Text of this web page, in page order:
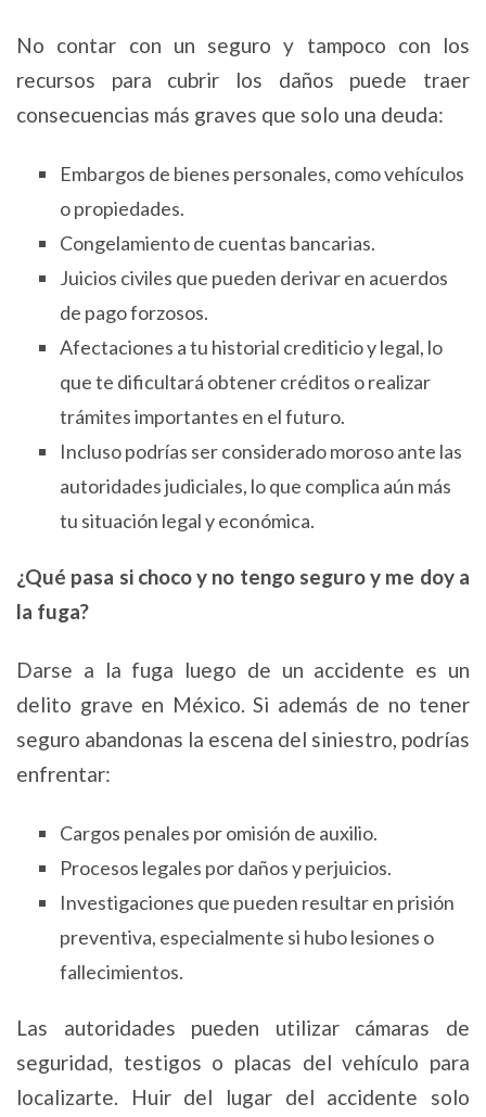
No contar con un seguro y tampoco con los
recursos para cubrir los daños puede traer
consecuencias más graves que solo una deuda:
Embargos de bienes personales, como vehículos
o propiedades.
Congelamiento de cuentas bancarias.
Juicios civiles que pueden derivar en acuerdos
de pago forzosos.
Afectaciones a tu historial crediticio y legal, lo
que te dificultará obtener créditos o realizar
trámites importantes en el futuro.
Incluso podrías ser considerado moroso ante las
autoridades judiciales, lo que complica aún más
tu situación legal y económica.
¿Qué pasa si choco y no tengo seguro y me doy a
la fuga?
Darse a la fuga luego de un accidente es un
delito grave en México. Si además de no tener
seguro abandonas la escena del siniestro, podrías
enfrentar:
Cargos penales por omisión de auxilio.
Procesos legales por daños y perjuicios.
Investigaciones que pueden resultar en prisión
preventiva, especialmente si hubo lesiones o
fallecimientos.
Las autoridades pueden utilizar cámaras de
seguridad, testigos o placas del vehículo para
localizarte. Huir del lugar del accidente solo